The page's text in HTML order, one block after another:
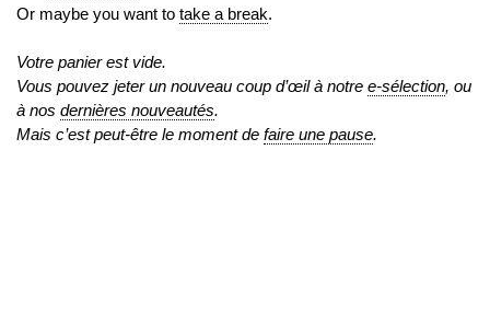
Or maybe you want to take a break.
Votre panier est vide.
Vous pouvez jeter un nouveau coup d’œil à notre e-sélection, ou
à nos dernières nouveautés.
Mais c’est peut-être le moment de faire une pause.